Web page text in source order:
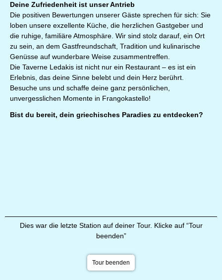
Deine Zufriedenheit ist unser Antrieb
Die positiven Bewertungen unserer Gäste sprechen für sich: Sie
loben unsere exzellente Küche, die herzlichen Gastgeber und
die ruhige, familiäre Atmosphäre. Wir sind stolz darauf, ein Ort
zu sein, an dem Gastfreundschaft, Tradition und kulinarische
Genüsse auf wunderbare Weise zusammentreffen.
Die Taverne Ledakis ist nicht nur ein Restaurant – es ist ein
Erlebnis, das deine Sinne belebt und dein Herz berührt.
Besuche uns und schaffe deine ganz persönlichen,
unvergesslichen Momente in Frangokastello!
Bist du bereit, dein griechisches Paradies zu entdecken?
Dies war die letzte Station auf deiner Tour. Klicke auf “Tour
beenden”
Tour beenden